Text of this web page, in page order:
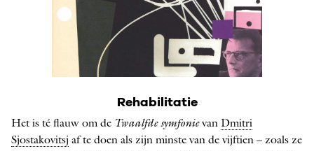
Rehabilitatie
Het is té flauw om de Twaalfde symfonievan Dmitri
Sjostakovitsj af te doen als zijn minste van de vijftien – zoals ze